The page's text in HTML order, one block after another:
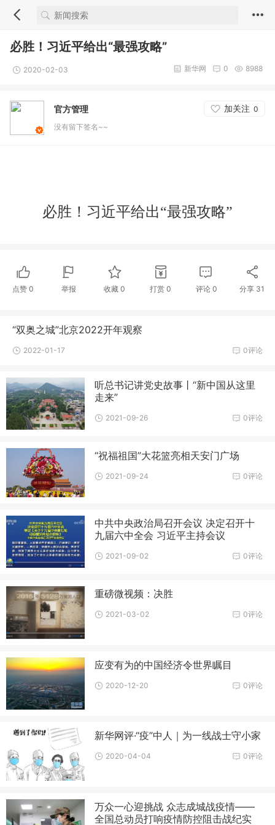
必胜！习近平给出“最强攻略”
2020-02-03 8988
0
新华网
官方管理 加关注 0
没有留下签名~~
必胜！习近平给出“最强攻略”
点赞 0 举报 收藏0 打赏 0 评论 0 分享 31
“双奥之城”北京2022开年观察
0评论
2022-01-17
听总书记讲党史故事丨“新中国从这里
走来”
0评论
2021-09-26
“祝福祖国”大花篮亮相天安门广场
0评论
2021-09-24
中共中央政治局召开会议 决定召开十
九届六中全会 习近平主持会议
0评论
2021-09-02
重磅微视频：决胜
0评论
2021-03-02
应变有为的中国经济令世界瞩目
0评论
2020-12-20
新华网评·“疫”中人｜为一线战士守小家
0评论
2020-04-04
万众一心迎挑战 众志成城战疫情——
全国总动员打响疫情防控阻击战纪实